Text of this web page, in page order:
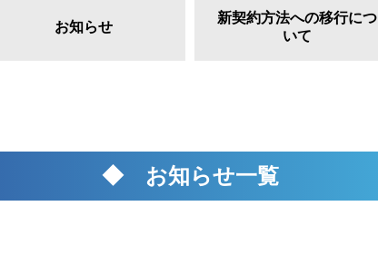
お知らせ
新契約方法への移行につ
いて
◆ お知らせ一覧